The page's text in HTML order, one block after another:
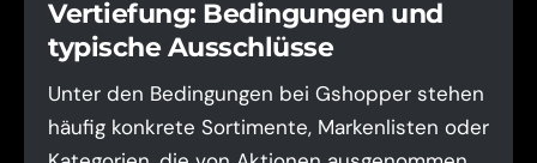
Vertiefung: Bedingungen und
typische Ausschlüsse
Unter den Bedingungen bei Gshopper stehen
häufig konkrete Sortimente, Markenlisten oder